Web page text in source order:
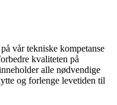
vår tekniske kompetanse
kvaliteten på
alle nødvendige
og forlenge levetiden til